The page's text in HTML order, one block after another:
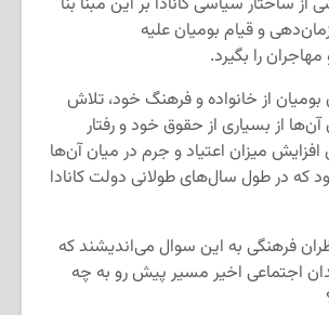
و قیام بومیان علیه
را بگیرد.
از خانواده و فرهنگ خود، تلاش
از بسیاری از حقوق خود و رفتار
افزایش میزان اعتیاد و جرم در میان آن‌ها
که در طول سال‌های طولانی دولت کانادا
فرهنگی به این سوال می‌اندیشند که
اجتماعی اخیر مسیر پیش رو به چه